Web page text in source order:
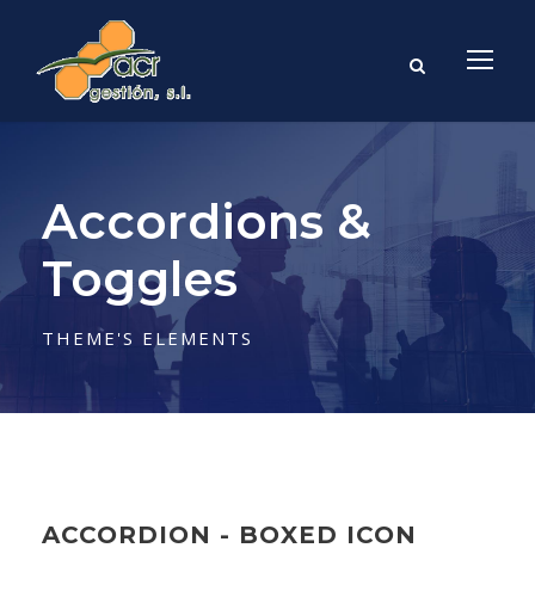
Accordions &
Toggles
THEME'S ELEMENTS
ACCORDION - BOXED ICON